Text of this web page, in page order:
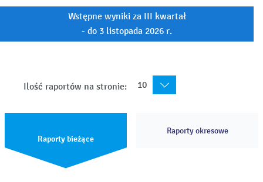
Wstępne wyniki za III kwartał
- do 3 listopada 2026 r.
Ilość raportów na stronie: 10
Raporty bieżące
Raporty okresowe